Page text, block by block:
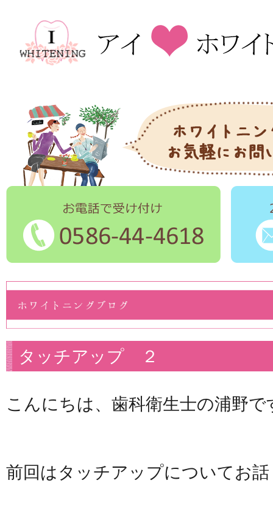
タッチアップ ２
こんにちは、歯科衛生士の浦野で
前回はタッチアップについてお